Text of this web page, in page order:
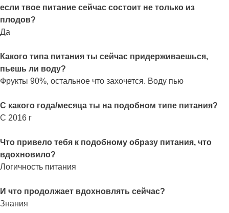
если твое питание сейчас состоит не только из
плодов?
Да
Какого типа питания ты сейчас придерживаешься,
пьешь ли воду?
Фрукты 90%, остальное что захочется. Воду пью
С какого года/месяца ты на подобном типе питания?
С 2016 г
Что привело тебя к подобному образу питания, что
вдохновило?
Логичность питания
И что продолжает вдохновлять сейчас?
Знания